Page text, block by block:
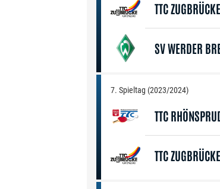
TTC
SV WERDER
7. Spieltag (2023/2024)
TTC
TTC